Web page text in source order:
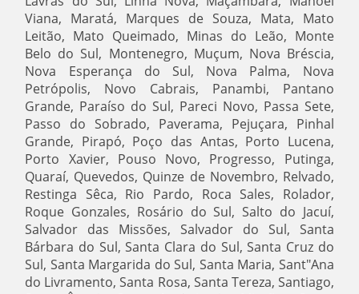
Viana, Maratá, Marques de Souza, Mata, Mato
Leitão, Mato Queimado, Minas do Leão, Monte
Belo do Sul, Montenegro, Muçum, Nova Bréscia,
Nova Esperança do Sul, Nova Palma, Nova
Petrópolis, Novo Cabrais, Panambi, Pantano
Grande, Paraíso do Sul, Pareci Novo, Passa Sete,
Passo do Sobrado, Paverama, Pejuçara, Pinhal
Grande, Pirapó, Poço das Antas, Porto Lucena,
Porto Xavier, Pouso Novo, Progresso, Putinga,
Quaraí, Quevedos, Quinze de Novembro, Relvado,
Restinga Sêca, Rio Pardo, Roca Sales, Rolador,
Roque Gonzales, Rosário do Sul, Salto do Jacuí,
Salvador das Missões, Salvador do Sul, Santa
Bárbara do Sul, Santa Clara do Sul, Santa Cruz do
Sul, Santa Margarida do Sul, Santa Maria, Sant"Ana
do Livramento, Santa Rosa, Santa Tereza, Santiago,